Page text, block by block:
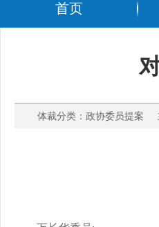
首页
体裁分类：政协委员提